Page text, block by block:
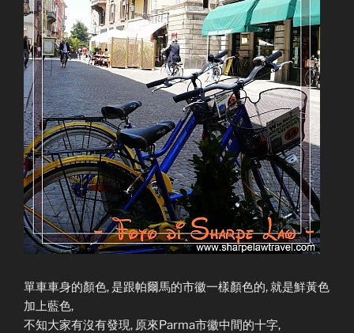
單車車身的顏色, 是跟帕爾馬的市徽一樣顏色的, 就是鮮黃色
加上藍色,
不知大家有沒有發現, 原來Parma市徽中間的十字,